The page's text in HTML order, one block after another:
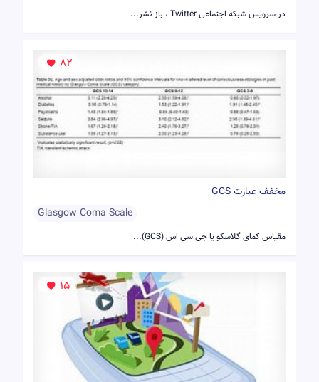
در سرویس شبکه اجتماعی Twitter ، باز نشر...
82
مخفف عبارت GCS
Glasgow Coma Scale
مقیاس کمای گلاسکو یا جی سی اس (GCS)...
15